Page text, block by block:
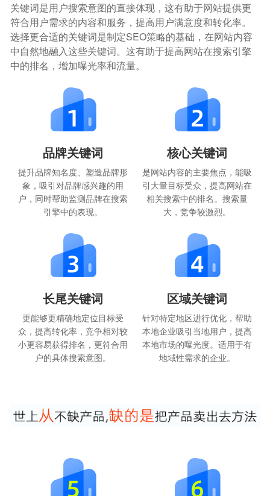
关键词是用户搜索意图的直接体现，这有助于网站提供更
符合用户需求的内容和服务，提高用户满意度和转化率。
选择更合适的关键词是制定SEO策略的基础，在网站内容
中自然地融入这些关键词。这有助于提高网站在搜索引擎
中的排名，增加曝光率和流量。
品牌关键词
提升品牌知名度、塑造品牌形
象，吸引对品牌感兴趣的用
户，同时帮助监测品牌在搜索
引擎中的表现。
核心关键词
是网站内容的主要焦点，能吸
引大量目标受众，提高网站在
相关搜索中的排名。搜索量
大，竞争较激烈。
长尾关键词
更能够更精确地定位目标受
众，提高转化率，竞争相对较
小更容易获得排名，更符合用
户的具体搜索意图。
区域关键词
针对特定地区进行优化，帮助
本地企业吸引当地用户，提高
本地市场的曝光度。适用于有
地域性需求的企业。